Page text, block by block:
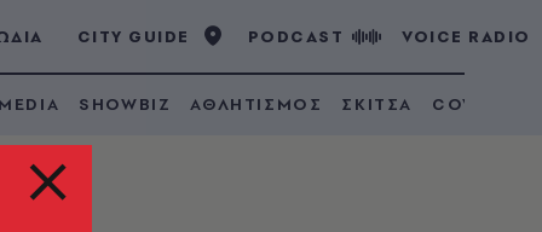
CITY GUIDE PODCAST VOICE RADIO
SHOWBIZ ΑΘΛΗΤΙΣΜΟΣ ΣΚΙΤΣΑ COVID 19